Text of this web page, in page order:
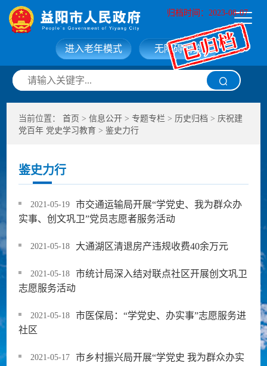
归档时间：2023-08-07
网站首页 走进益阳
信息公开 政务服务
互动交流
无障碍浏览
进入老年模式
当前位置：首页 >信息公开 >专题专栏 > 历史归档 > 庆祝建
党百年 党史学习教育 >鉴史力行
鉴史力行
2021-05-19
市交通运输局开展“学党史、我为群众办
实事、创文巩卫”党员志愿者服务活动
2021-05-18 大通湖区清退房产违规收费40余万元
2021-05-18
市统计局深入结对联点社区开展创文巩卫
志愿服务活动
2021-05-18
市医保局：“学党史、办实事”志愿服务进
社区
2021-05-17
市乡村振兴局开展“学党史 我为群众办实